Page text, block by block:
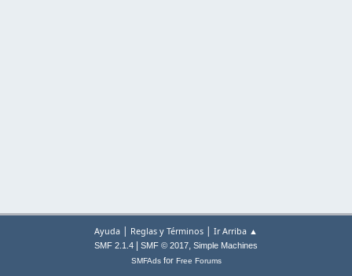
Ayuda | Reglas y Términos | Ir Arriba ▲
SMF 2.1.4 SMF © 2017, Simple Machines
SMFAdsfor Free Forums